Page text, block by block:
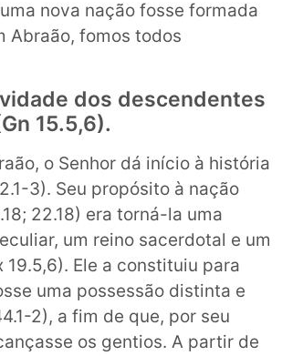
nova nação fosse formada
Abraão, fomos todos
dos descendentes
15.5,6).
o Senhor dá início à história
3). Seu propósito à nação
22.18) era torná-la uma
um reino sacerdotal e um
19.5,6). Ele a constituiu para
uma possessão distinta e
2), a fim de que, por seu
os gentios. A partir de